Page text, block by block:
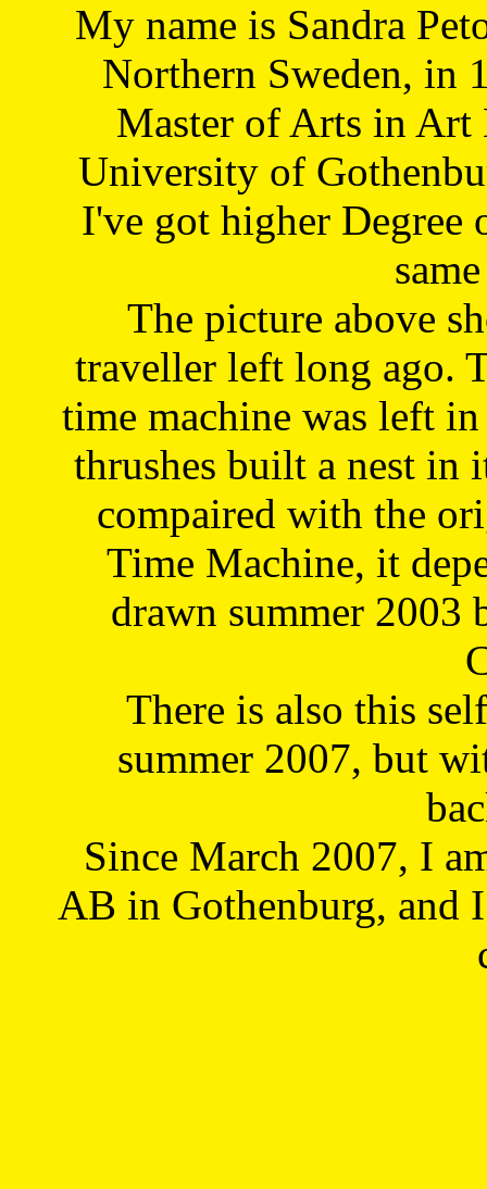
My name is Sandra
Northern Sweden, in
Master of Arts in Art
University of
I've got higher Degree
The picture above
traveller left long ago.
time machine was left
thrushes built a nest in
compaired with the
Time Machine, it
drawn summer 2003
There is also this
summer 2007, but
Since March 2007, I
AB in Gothenburg, and